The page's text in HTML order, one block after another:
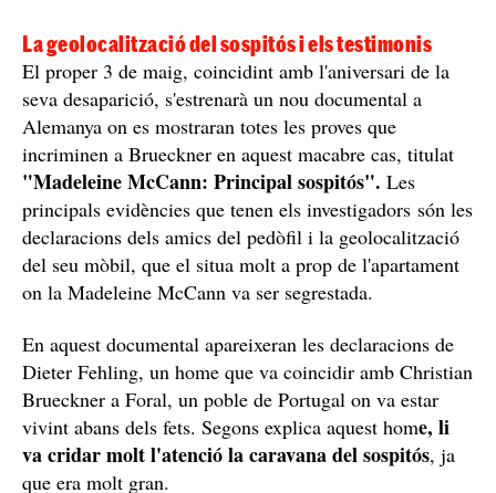
La geolocalització del sospitós i els testimonis
El proper 3 de maig, coincidint amb l'aniversari de la
seva desaparició, s'estrenarà un nou documental a
Alemanya on es mostraran totes les proves que
incriminen a Brueckner en aquest macabre cas, titulat
"Madeleine McCann: Principal sospitós". Les
principals evidències que tenen els investigadors són les
declaracions dels amics del pedòfil i la geolocalització
del seu mòbil, que el situa molt a prop de l'apartament
on la Madeleine McCann va ser segrestada.